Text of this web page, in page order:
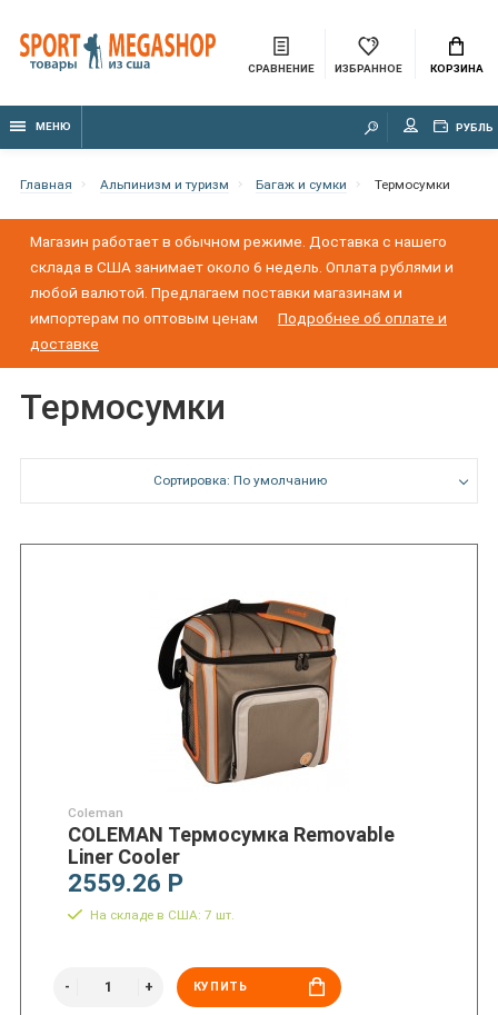
СРАВНЕНИЕ ИЗБРАННОЕ КОРЗИНА
МЕНЮ РУБЛЬ
Главная Альпинизм и туризм Багаж и сумки Термосумки
Магазин работает в обычном режиме. Доставка с нашего
склада в США занимает около 6 недель. Оплата рублями и
любой валютой. Предлагаем поставки магазинам и
импортерам по оптовым ценам
Подробнее об оплате и
доставке
Термосумки
Сортировка: По умолчанию
Coleman
COLEMAN Термосумка Removable
Liner Cooler
2559.26 Р
На складе в США: 7 шт.
КУПИТЬ